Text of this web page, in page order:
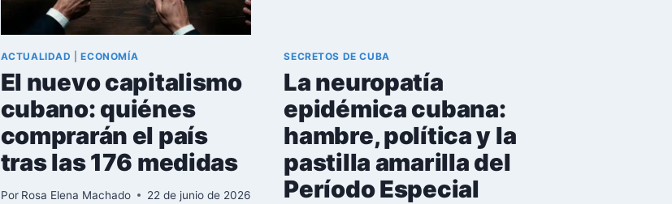
POR
SU
CUBA
ACTUALIDAD |ECONOMÍA
El nuevo capitalismo
cubano: quiénes
comprarán el país
tras las 176 medidas
Por Rosa Elena Machado 22 de junio de 2026
SECRETOS DE CUBA
La neuropatía
epidémica cubana:
hambre, política y la
pastilla amarilla del
Período Especial